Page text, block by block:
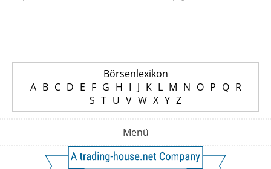
Börsenlexikon
A B C D E F G H I J K L M N O P Q R
S T U V W X Y Z
Menü